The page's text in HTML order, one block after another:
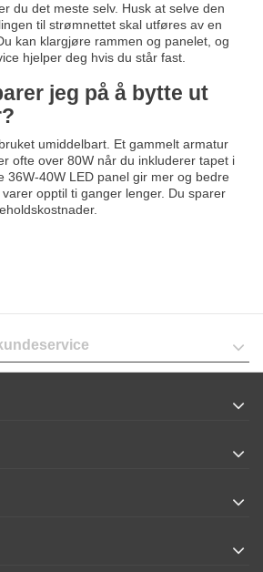
du det meste selv. Husk at selve den
til strømnettet skal utføres av en
kan klargjøre rammen og panelet, og
hjelper deg hvis du står fast.
jeg på å bytte ut
umiddelbart. Et gammelt armatur
ofte over 80W når du inkluderer tapet i
36W-40W LED panel gir mer og bedre
opptil ti ganger lenger. Du sparer